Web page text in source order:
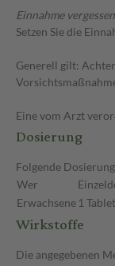
Einnahme
Setzen Sie die
Generell gilt:
Eine vom Arzt
Dosierung
Folgende
Wer
Erwachsene 1
Wirkstoffe
Die angegebenen